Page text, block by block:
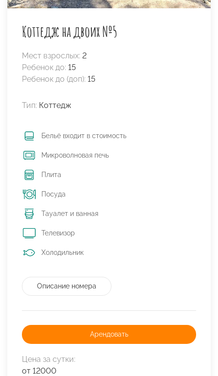
Коттедж на двоих №5
Мест взрослых: 2
Ребенок до: 15
Ребенок до (доп): 15
Тип: Коттедж
Бельё входит в стоимость
Микроволновая печь
Плита
Посуда
Тауалет и ванная
Телевизор
Холодильник
Описание номера
Арендовать
Цена за сутки:
от 12000